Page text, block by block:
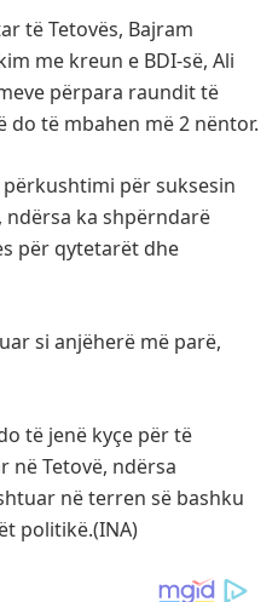
të Tetovës, Bajram
me kreun e BDI-së, Ali
përpara raundit të
do të mbahen më 2 nëntor.
për suksesin
ka shpërndarë
për qytetarët dhe
si anjëherë më parë,
të jenë kyçe për të
në Tetovë, ndërsa
në terren së bashku
politikë.(INA)